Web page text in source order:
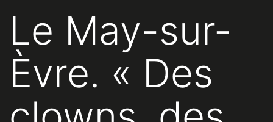
Le May-sur-
Èvre. « Des